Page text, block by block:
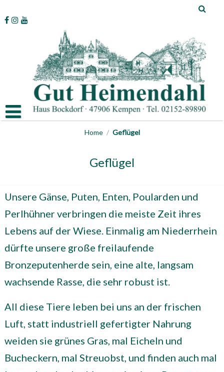
to
content
Home / Geflügel
Geflügel
Unsere Gänse, Puten, Enten, Poularden und
Perlhühner verbringen die meiste Zeit ihres
Lebens auf der Wiese. Einmalig am Niederrhein
dürfte unsere große freilaufende
Bronzeputenherde sein, eine alte, langsam
wachsende Rasse, die sehr robust ist.
All diese Tiere leben bei uns an der frischen
Luft, statt industriell gefertigter Nahrung
weiden sie grünes Gras, mal Eicheln und
Bucheckern, mal Streuobst, und finden auch mal